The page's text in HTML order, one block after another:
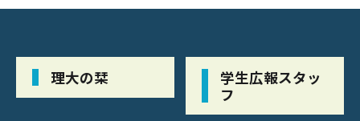
理大の栞
学生広報スタッ
フ